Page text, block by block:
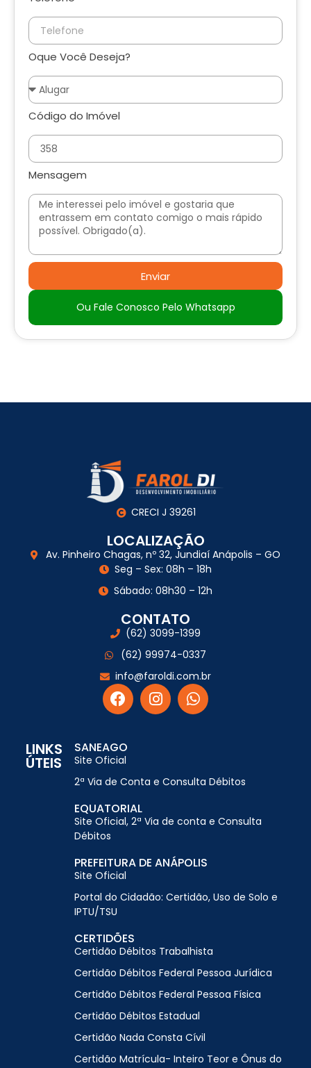
Oque Você Deseja?
Código do Imóvel
Mensagem
Enviar
Ou Fale Conosco Pelo Whatsapp
CRECI J 39261
LOCALIZAÇÃO
Av. Pinheiro Chagas, nº 32, Jundiaí Anápolis – GO
Seg – Sex: 08h – 18h
Sábado: 08h30 – 12h
CONTATO
(62) 3099-1399
(62) 99974-0337
info@faroldi.com.br
LINKS
ÚTEIS
SANEAGO
Site Oficial
2ª Via de Conta e Consulta Débitos
EQUATORIAL
Site Oficial, 2ª Via de conta e Consulta
Débitos
PREFEITURA DE ANÁPOLIS
Site Oficial
Portal do Cidadão: Certidão, Uso de Solo e
IPTU/TSU
CERTIDÕES
Certidão Débitos Trabalhista
Certidão Débitos Federal Pessoa Jurídica
Certidão Débitos Federal Pessoa Física
Certidão Débitos Estadual
Certidão Nada Consta Cívil
Certidão Matrícula- Inteiro Teor e Ônus do